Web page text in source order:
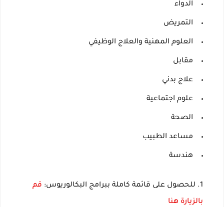
الدواء
التمريض
العلوم المهنية والعلاج الوظيفي
مقابل
علاج بدني
علوم اجتماعية
الصحة
مساعد الطبيب
هندسة
للحصول على قائمة كاملة ببرامج البكالوريوس: قم
بالزيارة هنا